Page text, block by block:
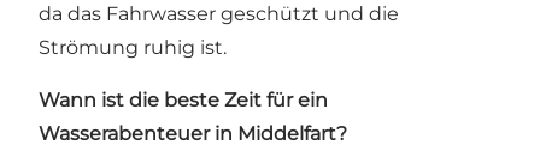
da das Fahrwasser geschützt und die
Strömung ruhig ist.
Wann ist die beste Zeit für ein
Wasserabenteuer in Middelfart?